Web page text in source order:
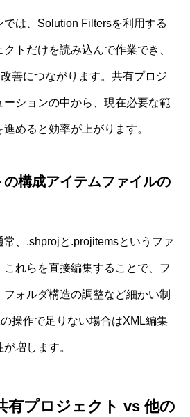
では、Solution Filtersを利用する
トだけを読み込んで作業でき、
善につながります。共有プロジ
ーションの中から、現在必要な範
めると効率が上がります。
構成アイテムファイルの
、.shprojと.projitemsというファ
れらを直接編集することで、フ
ォルダ構造の調整など細かい制
操作で足りない場合はXML編集
増します。
有プロジェクト vs 他の